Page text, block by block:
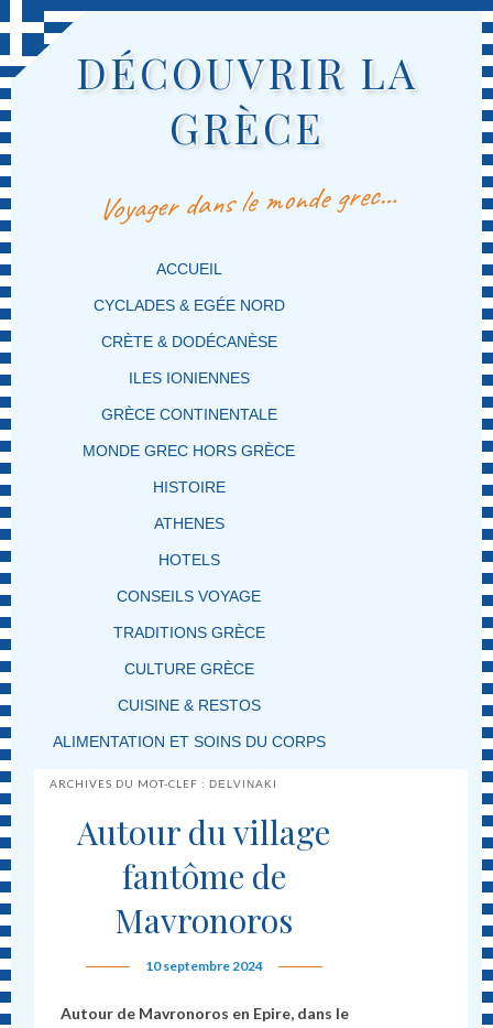
DÉCOUVRIR LA
GRÈCE
Voyager dans le monde grec…
MENU PRINCIPAL
MASQUER LA NAVIGATION PRINCIPALE
MASQUER LA NAVIGATION SECONDAIRE
ACCUEIL
CYCLADES & EGÉE NORD
CRÈTE & DODÉCANÈSE
ILES IONIENNES
GRÈCE CONTINENTALE
MONDE GREC HORS GRÈCE
HISTOIRE
ATHENES
HOTELS
CONSEILS VOYAGE
TRADITIONS GRÈCE
CULTURE GRÈCE
CUISINE & RESTOS
ALIMENTATION ET SOINS DU CORPS
ARCHIVES DU MOT-CLEF :DELVINAKI
Autour du village
fantôme de
Mavronoros
10 septembre 2024
Autour de Mavronoros en Epire, dans le